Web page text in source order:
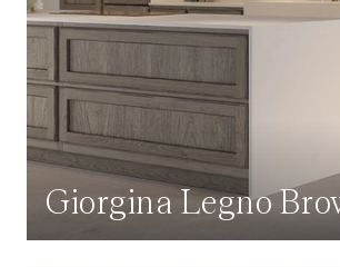
Giorgina Legno